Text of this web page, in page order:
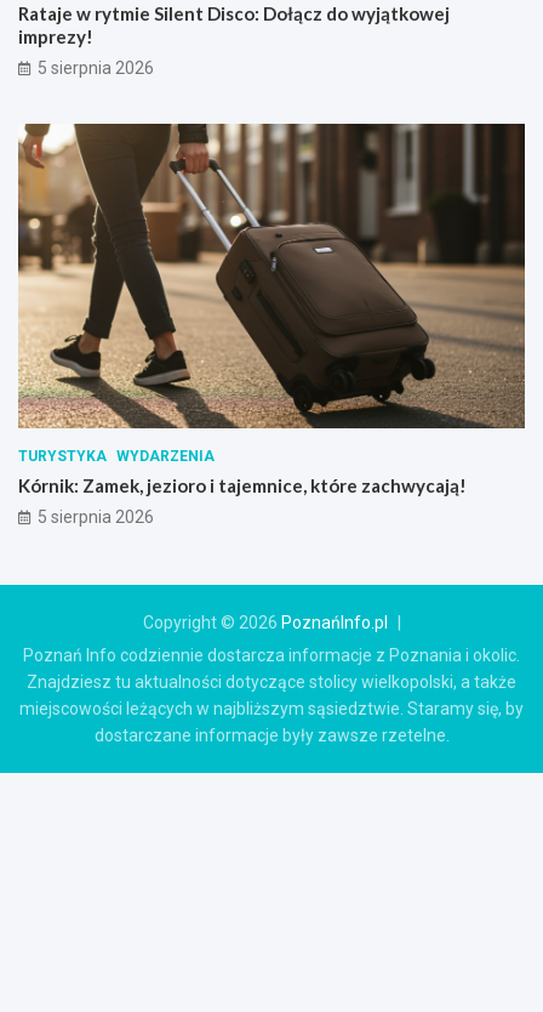
Rataje w rytmie Silent Disco: Dołącz do wyjątkowej
imprezy!
5 sierpnia 2026
TURYSTYKA WYDARZENIA
Kórnik: Zamek, jezioro i tajemnice, które zachwycają!
5 sierpnia 2026
Copyright © 2026 PoznańInfo.pl
Poznań Info codziennie dostarcza informacje z Poznania i okolic.
Znajdziesz tu aktualności dotyczące stolicy wielkopolski, a także
miejscowości leżących w najbliższym sąsiedztwie. Staramy się, by
dostarczane informacje były zawsze rzetelne.